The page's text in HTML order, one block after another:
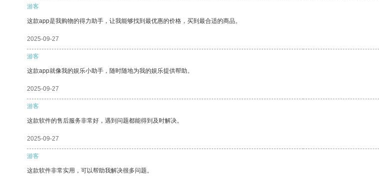
游客
这款app是我购物的得力助手，让我能够找到最优惠的价格，买到最合适的商品。
2025-09-27
游客
这款app就像我的娱乐小助手，随时随地为我的娱乐提供帮助。
2025-09-27
游客
这款软件的售后服务非常好，遇到问题都能得到及时解决。
2025-09-27
游客
这款软件非常实用，可以帮助我解决很多问题。